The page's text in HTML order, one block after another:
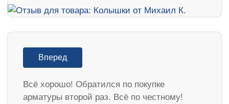
Вперед
Всё хорошо! Обратился по покупке
арматуры второй раз. Всё по честному!